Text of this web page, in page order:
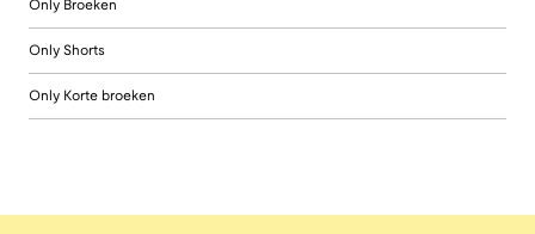
Only Broeken
Only Shorts
Only Korte broeken